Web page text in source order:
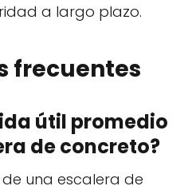
a largo plazo.
frecuentes
útil promedio
de concreto?
una escalera de